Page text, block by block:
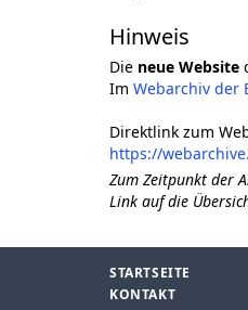
Hinweis
Die neue Website
Im Webarchiv der
Direktlink zum
https://
Zum Zeitpunkt der
Link auf die
STARTSEITE
KONTAKT